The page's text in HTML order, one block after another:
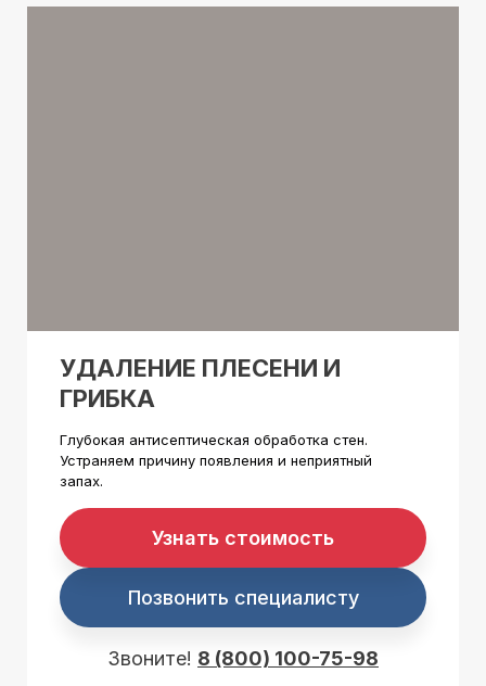
УДАЛЕНИЕ ПЛЕСЕНИ И
ГРИБКА
Глубокая антисептическая обработка стен.
Устраняем причину появления и неприятный
запах.
Узнать стоимость
Позвонить специалисту
Звоните! 8 (800) 100-75-98